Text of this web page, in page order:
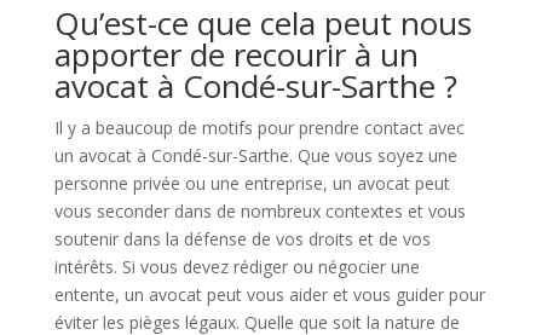
Qu’est-ce que cela peut nous
apporter de recourir à un
avocat à Condé-sur-Sarthe ?
Il y a beaucoup de motifs pour prendre contact avec
un avocat à Condé-sur-Sarthe. Que vous soyez une
personne privée ou une entreprise, un avocat peut
vous seconder dans de nombreux contextes et vous
soutenir dans la défense de vos droits et de vos
intérêts. Si vous devez rédiger ou négocier une
entente, un avocat peut vous aider et vous guider pour
éviter les pièges légaux. Quelle que soit la nature de